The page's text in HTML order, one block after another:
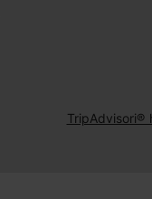
TripAdvisori®